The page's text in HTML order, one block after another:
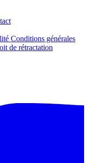
Conditions générales
de rétractation